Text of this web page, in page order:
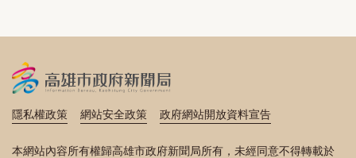
隱私權政策 網站安全政策 政府網站開放資料宣告
本網站內容所有權歸高雄市政府新聞局所有，未經同意不得轉載於